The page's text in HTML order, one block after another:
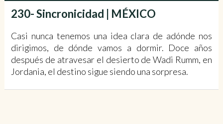
230- Sincronicidad | MÉXICO
Casi nunca tenemos una idea clara de adónde nos
dirigimos, de dónde vamos a dormir. Doce años
después de atravesar el desierto de Wadi Rumm, en
Jordania, el destino sigue siendo una sorpresa.